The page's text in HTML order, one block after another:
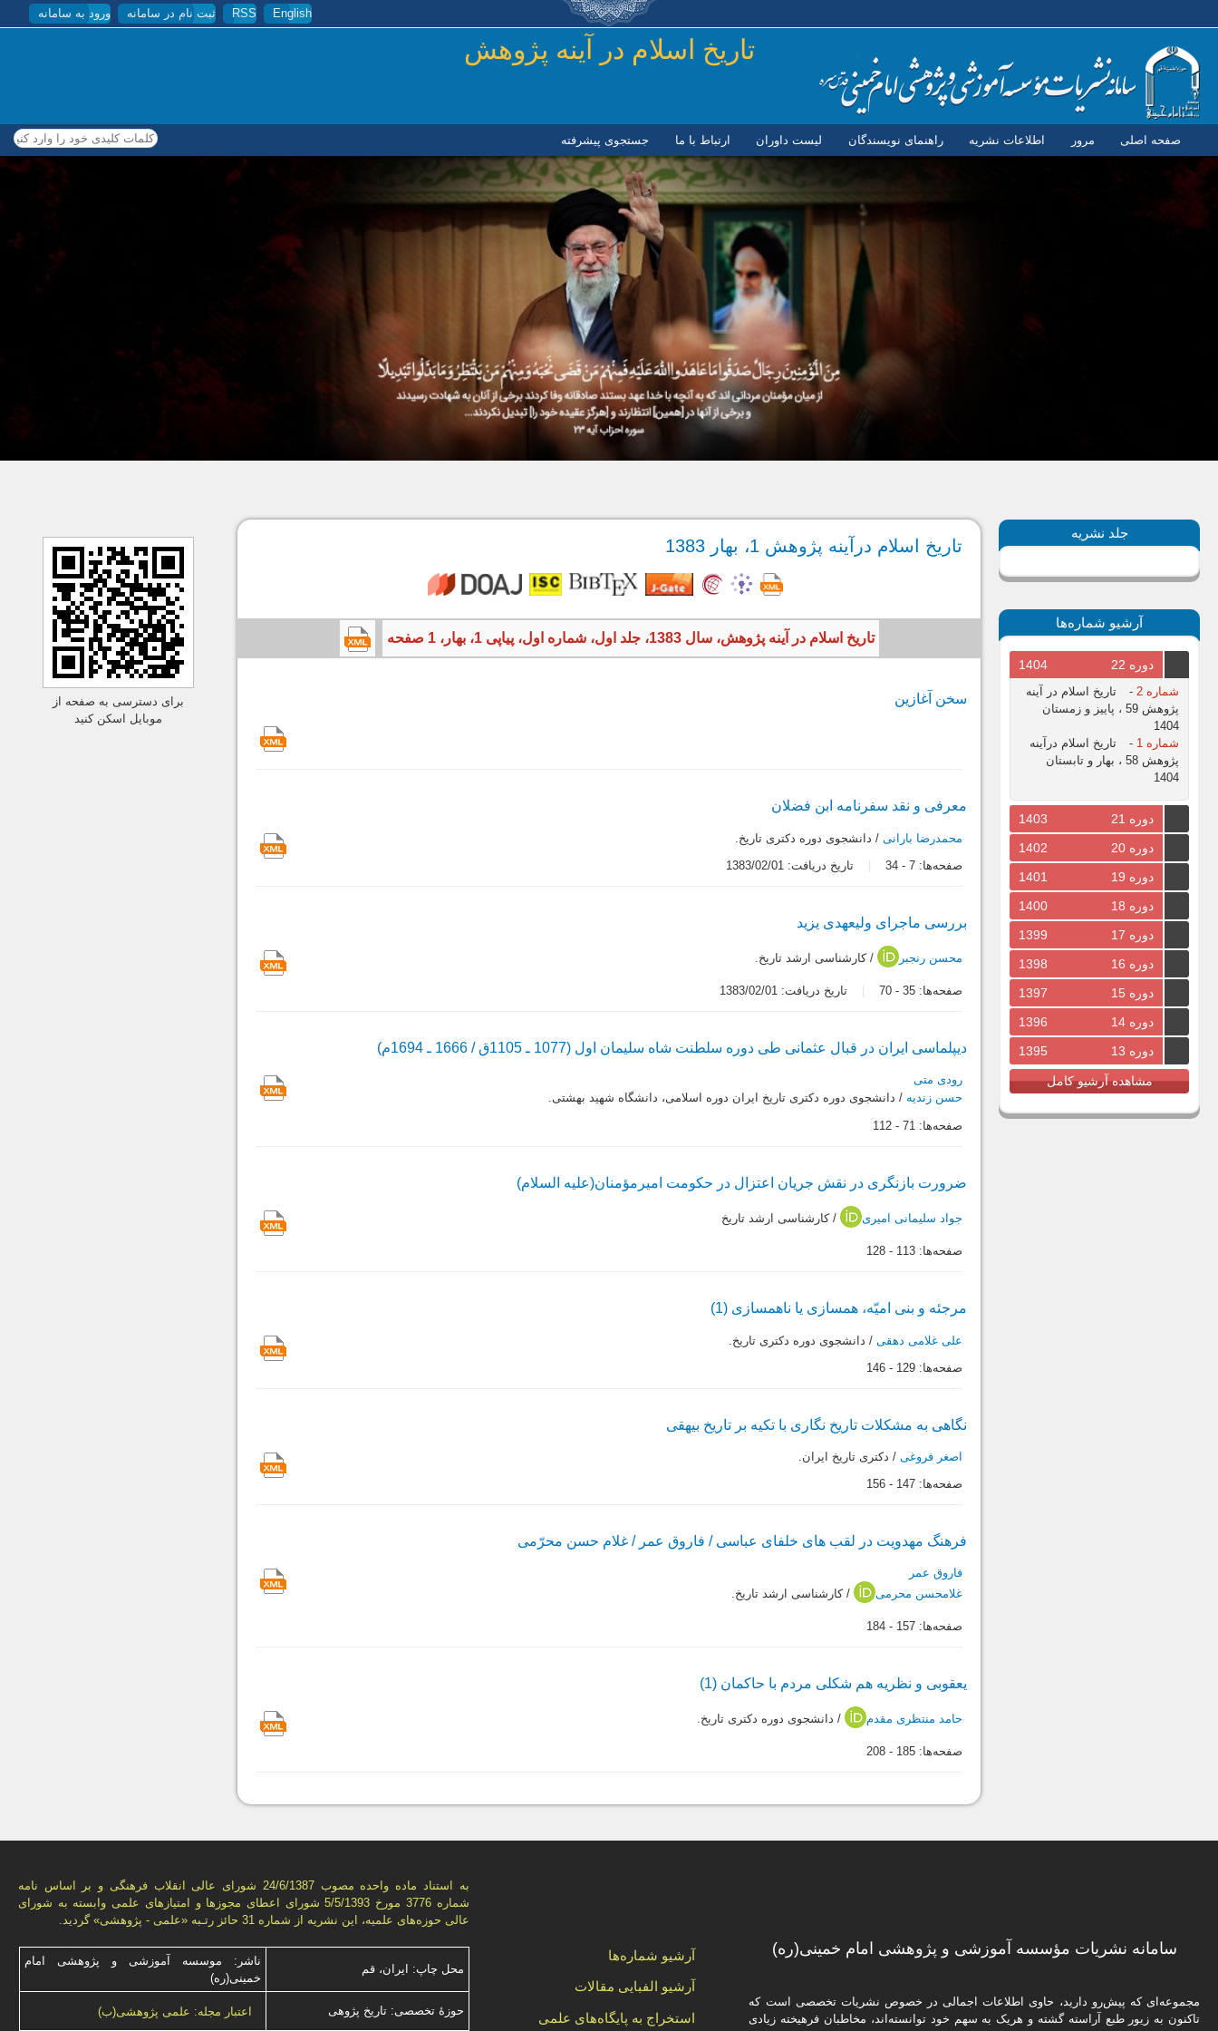
رفتن به محتوای اصلی English
RSS ثبت نام در سامانه ورود به سامانه
تاريخ اسلام در آينه پژوهش
صفحه اصلی مرور اطلاعات نشریه راهنمای نویسندگان لیست داوران ارتباط با ما جستجوی پیشرفته کلمات کلیدی خود را وارد کنید
جلد نشریه
آرشیو شماره‌ها
دوره 22 1404
شماره 2 -
تاریخ اسلام در آینه
پژوهش 59 ، پاییز و زمستان
1404
شماره 1
-
تاریخ اسلام درآینه
پژوهش 58 ، بهار و تابستان
1404
دوره 21
1403
دوره 20
1402
دوره 19
1401
دوره 18
1400
دوره 17
1399
دوره 16
1398
دوره 15
1397
دوره 14
1396
دوره 13
1395
مشاهده آرشیو کامل
تاریخ اسلام درآینه پژوهش 1، بهار 1383
تاریخ اسلام در آینه پژوهش، سال 1383، جلد اول، شماره اول، پیاپی 1، بهار، 1 صفحه
سخن آغازین
معرفى و نقد سفرنامه ابن فضلان
محمدرضا بارانی/ دانشجوى دوره دکترى تاریخ.
صفحه‌ها: 7
-
34 تاریخ دریافت: 1383/02/01
بررسى ماجراى ولیعهدى یزید
محسن رنجبر / کارشناسى ارشد تاریخ.
صفحه‌ها: 35
-
70 تاریخ دریافت: 1383/02/01
دیپلماسى ایران در قبال عثمانى طى دوره سلطنت شاه سلیمان اول (1077 ـ 1105ق / 1666 ـ 1694م)
رودی متى
حسن زندیه / دانشجوى دوره دکترى تاریخ ایران دوره اسلامى، دانشگاه شهید بهشتى.
صفحه‌ها: 71
-
112
ضرورت بازنگرى در نقش جریان اعتزال در حکومت امیرمؤمنان(علیه السلام)
جواد سلیمانی امیری / کارشناسى ارشد تاریخ
صفحه‌ها: 113
-
128
مرجئه و بنى امیّه، همسازى یا ناهمسازى (1)
علی غلامی دهقی/ دانشجوى دوره دکترى تاریخ.
صفحه‌ها: 129
-
146
نگاهى به‌ مشکلات تاریخ نگارى با تکیه بر تاریخ بیهقى
اصغر فروغی/ دکترى تاریخ ایران.
صفحه‌ها: 147
-
156
‌فرهنگ مهدویت در لقب هاى خلفاى عباسى / فاروق عمر / غلام حسن محرّمى
فاروق عمر
غلامحسن محرمی
/ کارشناسى ارشد تاریخ.
صفحه‌ها: 157
-
184
یعقوبى و نظریه هم شکلى مردم با حاکمان (1)
حامد منتظری مقدم / دانشجوى دوره دکترى تاریخ.
صفحه‌ها: 185
-
208
برای دسترسی به صفحه از
موبایل اسکن کنید
به استناد ماده واحده مصوب 24/6/1387 شورای عالی انقلاب فرهنگی و بر اساس نامه
شماره 3776 مورخ 5/5/1393 شورای اعطای مجوزها و امتيازهای علمی وابسته به شورای
عالی حوزه‌های علميه، اين نشريه از شماره 31 حائز رتـبه «علمی - پژوهشی» گرديد.
محل چاپ: ایران، قم
ناشر: موسسه آموزشی و پژوهشی امام
خمینی(ره)
حوزۀ تخصصی: تاریخ پژوهی اعتبار مجله: علمی پژوهشی(ب)
آرشیو شماره‌ها
آرشیو الفبایی مقالات
استخراج به پایگاه‌های علمی
سامانه نشریات مؤسسه آموزشی و پژوهشی امام خمینی(ره)
مجموعه‌ای که پیش‌رو دارید،‌ حاوی اطلاعات اجمالی در خصوص نشریات تخصصی است که
تاکنون به زیور طبع آراسته گشته و هریک به سهم خود توانسته‌اند، مخاطبان فرهیخته‌ زیادی